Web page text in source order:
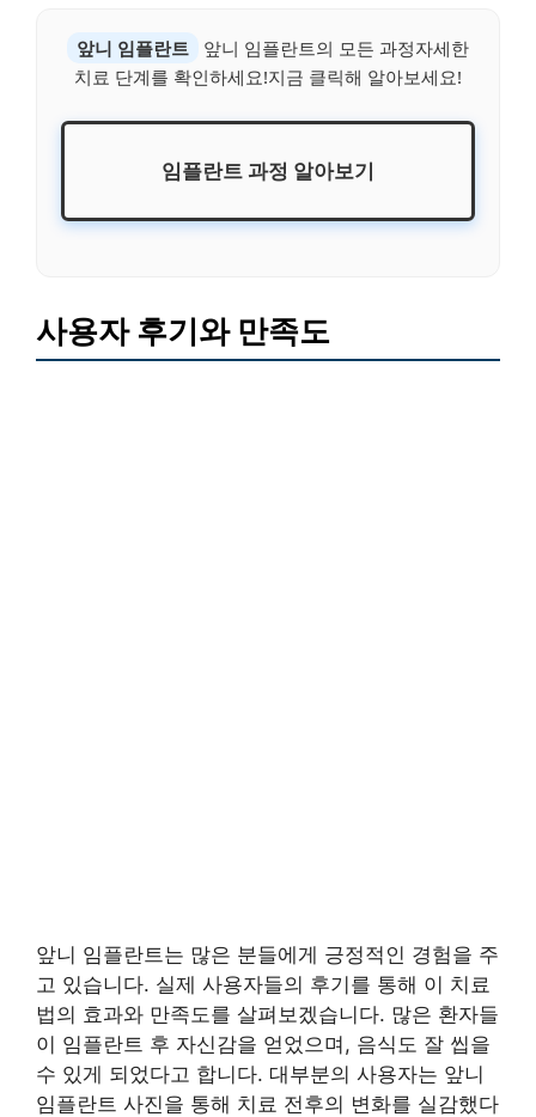
앞니 임플란트
앞니 임플란트의 모든 과정자세한
치료 단계를 확인하세요!지금 클릭해 알아보세요!
임플란트 과정 알아보기
사용자 후기와 만족도
앞니 임플란트는 많은 분들에게 긍정적인 경험을 주
고 있습니다. 실제 사용자들의 후기를 통해 이 치료
법의 효과와 만족도를 살펴보겠습니다. 많은 환자들
이 임플란트 후 자신감을 얻었으며, 음식도 잘 씹을
수 있게 되었다고 합니다. 대부분의 사용자는 앞니
임플란트 사진을 통해 치료 전후의 변화를 실감했다